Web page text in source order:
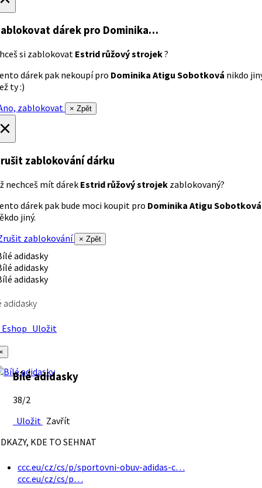
dárek pro Dominika…
si zablokovat Estrid růžový strojek?
dárek pak nekoupí pro Dominika Atigu Sobotková nikdo
ty :)
zablokovat
× Zpět
zablokování dárku
nechceš mít dárek Estrid růžový strojek zablokovaný?
dárek pak bude moci koupit pro Dominika Atigu Sobotková
jiný.
zablokování
× Zpět
adidasky
Uložit
Bílé adidasky
38/2
Uložit Zavřít
KDE TO SEHNAT
ccc.eu/cz/cs/p/sportovni-obuv-adidas-c…
ccc.eu/cz/cs/p…